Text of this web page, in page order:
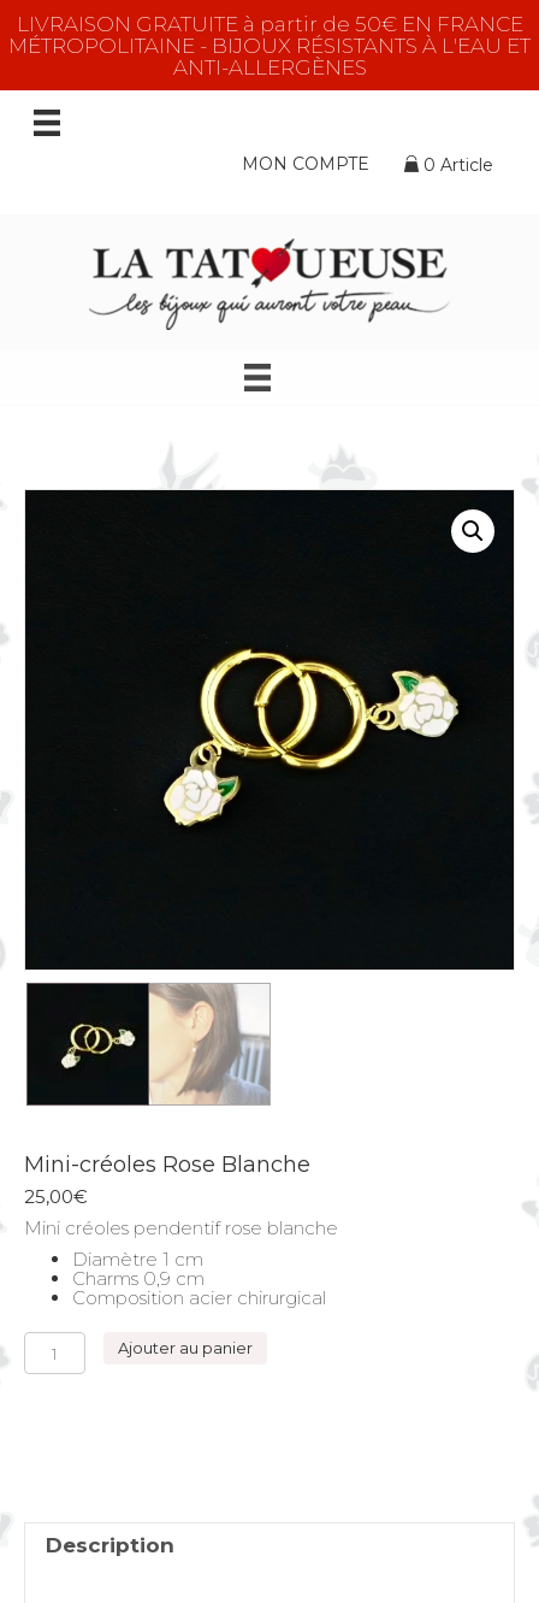
LIVRAISON GRATUITE à partir de 50€ EN FRANCE
MÉTROPOLITAINE - BIJOUX RÉSISTANTS À L'EAU ET
ANTI-ALLERGÈNES
MON COMPTE 0 Article
Mini-créoles Rose Blanche
25,00€
Mini créoles pendentif rose blanche
Diamètre 1 cm
Charms 0,9 cm
Composition acier chirurgical
quantité
Mini-
Ajouter au panier
Description